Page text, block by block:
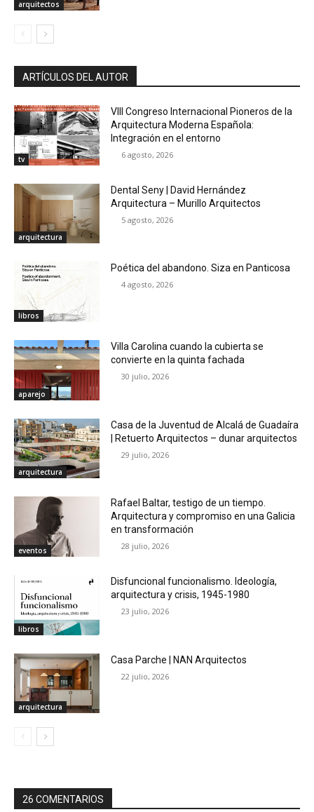
arquitectos
ARTÍCULOS DEL AUTOR
tv
VIII Congreso Internacional Pioneros de la
Arquitectura Moderna Española:
Integración en el entorno
6 agosto, 2026
arquitectura
Dental Seny | David Hernández
Arquitectura – Murillo Arquitectos
5 agosto, 2026
libros
Poética del abandono. Siza en Panticosa
4 agosto, 2026
aparejo
Villa Carolina cuando la cubierta se
convierte en la quinta fachada
30 julio, 2026
arquitectura
Casa de la Juventud de Alcalá de Guadaíra
| Retuerto Arquitectos – dunar arquitectos
29 julio, 2026
eventos
Rafael Baltar, testigo de un tiempo.
Arquitectura y compromiso en una Galicia
en transformación
28 julio, 2026
libros
Disfuncional funcionalismo. Ideología,
arquitectura y crisis, 1945-1980
23 julio, 2026
arquitectura
Casa Parche | NAN Arquitectos
22 julio, 2026
26 COMENTARIOS